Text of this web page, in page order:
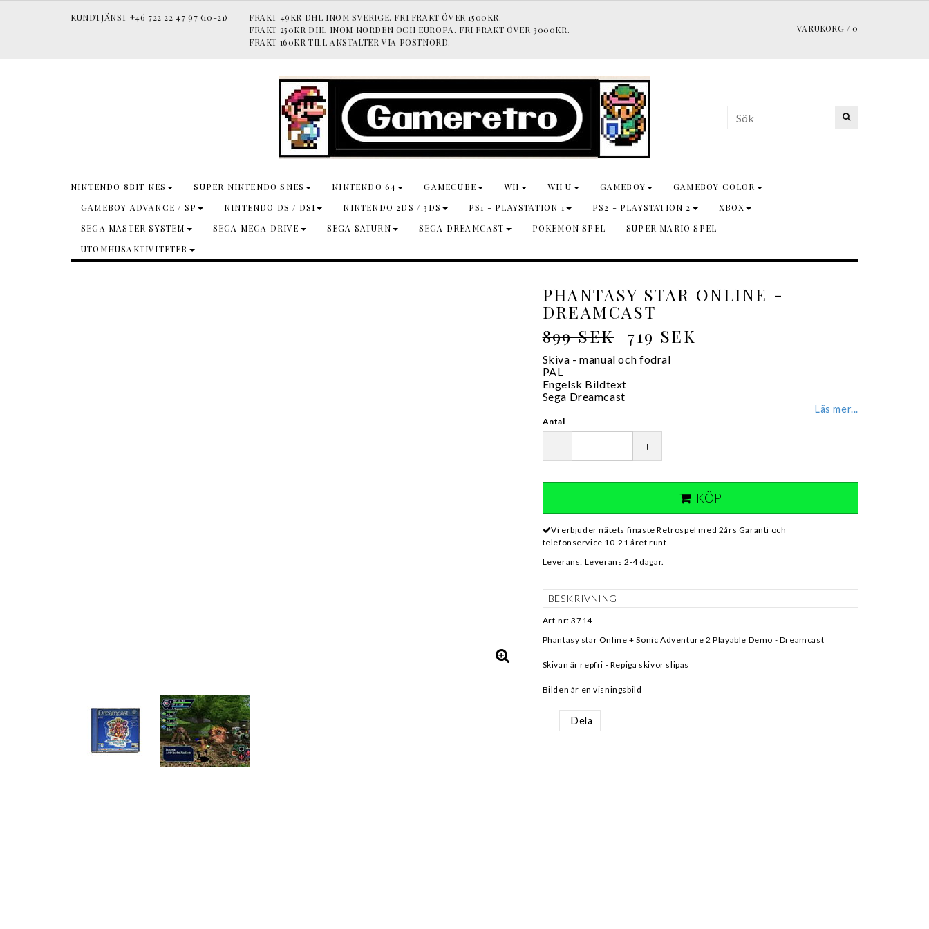
KUNDTJÄNST +46 722 22 47 97 (10-21)
FRAKT 49KR DHL INOM SVERIGE. FRI FRAKT ÖVER 1500KR.
FRAKT 250KR DHL INOM NORDEN OCH EUROPA. FRI FRAKT ÖVER 3000KR.
FRAKT 160KR TILL ANSTALTER VIA POSTNORD.
VARUKORG / 0
NINTENDO 8BIT NES SUPER NINTENDO SNES NINTENDO 64 GAMECUBE WII WII U GAMEBOY
GAMEBOY COLOR
GAMEBOY ADVANCE / SP
NINTENDO DS / DSI NINTENDO 2DS / 3DS PS1 - PLAYSTATION 1 PS2 - PLAYSTATION 2
XBOX
SEGA MASTER SYSTEM
SEGA MEGA DRIVE SEGA SATURN SEGA DREAMCAST POKEMON SPEL
SUPER MARIO SPEL
UTOMHUSAKTIVITETER
PHANTASY STAR ONLINE -
DREAMCAST
899 SEK
719 SEK
Skiva - manual och fodral
PAL
Engelsk Bildtext
Sega Dreamcast
Läs mer...
Antal
- +
KÖP
Vi erbjuder nätets finaste Retrospel med 2års Garanti och
telefonservice 10-21 året runt.
Leverans: Leverans 2-4 dagar.
BESKRIVNING
Art.nr: 3714
Phantasy star Online + Sonic Adventure 2 Playable Demo - Dreamcast
Skivan är repfri - Repiga skivor slipas
Bilden är en visningsbild
Dela